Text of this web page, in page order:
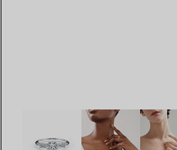
Tiffany Trois pierres:Bague de